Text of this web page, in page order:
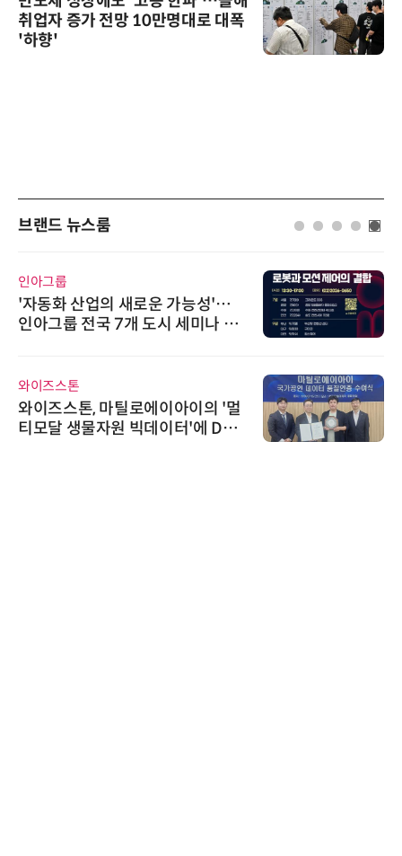
취업자 증가 전망 10만명대로 대폭
'하향'
브랜드 뉴스룸
인아그룹
'자동화 산업의 새로운 가능성'…
인아그룹 전국 7개 도시 세미나 페
와이즈스톤
와이즈스톤, 마틸로에이아이의 '멀
티모달 생물자원 빅데이터'에 DQ